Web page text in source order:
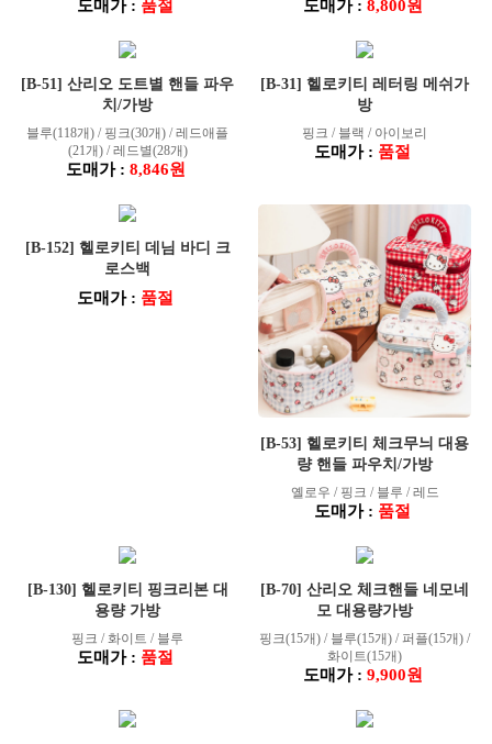
도매가 : 품절 도매가 : 8,800원
[B-51] 산리오 도트별 핸들 파우
치/가방
블루(118개) / 핑크(30개) / 레드애플
(21개) / 레드별(28개)
도매가 : 8,846원
[B-31] 헬로키티 레터링 메쉬가
방
핑크 / 블랙 / 아이보리
도매가 : 품절
[B-152] 헬로키티 데님 바디 크
로스백
도매가 : 품절
[B-53] 헬로키티 체크무늬 대용
량 핸들 파우치/가방
옐로우 / 핑크 / 블루 / 레드
도매가 : 품절
[B-130] 헬로키티 핑크리본 대
용량 가방
핑크 / 화이트 / 블루
도매가 : 품절
[B-70] 산리오 체크핸들 네모네
모 대용량가방
핑크(15개) / 블루(15개) / 퍼플(15개) /
화이트(15개)
도매가 : 9,900원